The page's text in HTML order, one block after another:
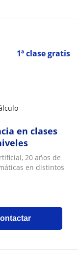
1ª clase gratis
en clases
20 años de
en distintos